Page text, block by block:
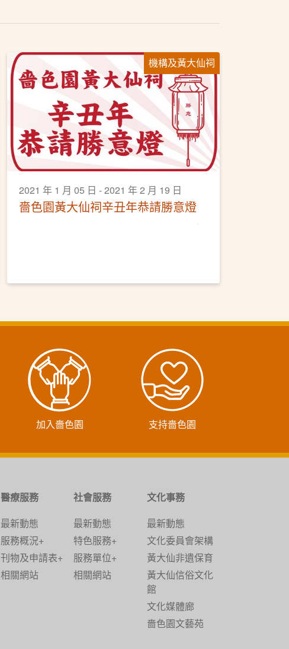
機構及黃大仙祠
2021 年 1 月 05 日 - 2021 年 2 月 19 日
嗇色園黃大仙祠辛丑年恭請勝意燈
加入嗇色園 支持嗇色園
醫療服務
最新動態
服務概況+
刊物及申請表+
相關網站
社會服務
最新動態
特色服務+
服務單位+
相關網站
文化事務
最新動態
文化委員會架構
黃大仙非遺保育
黃大仙信俗文化
館
文化媒體廊
嗇色園文藝苑